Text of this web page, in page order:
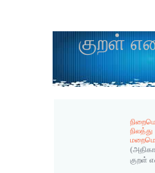
குறள்
நிலத்து
குறள்